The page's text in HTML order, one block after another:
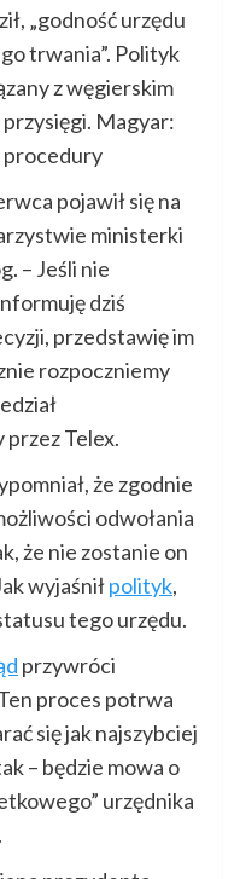
„godność urzędu
trwania”. Polityk
z węgierskim
przysięgi. Magyar:
procedury
pojawił się na
ministerki
– Jeśli nie
dziś
przedstawię im
rozpoczniemy
Telex.
że zgodnie
odwołania
że nie zostanie on
wyjaśniłpolityk,
tego urzędu.
przywróci
proces potrwa
się jak najszybciej
– będzie mowa o
urzędnika